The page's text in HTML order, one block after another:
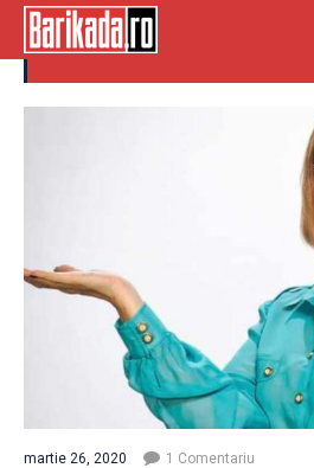
mare vedeta
martie 26, 2020 1 Comentariu